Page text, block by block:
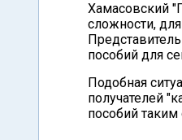
Хамасовский
сложности,
пособий для
Подобная
получателей
пособий